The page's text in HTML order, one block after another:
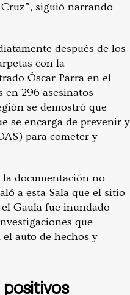
siguió narrando
después de los
con la
Óscar Parra en el
en 296 asesinatos
se demostró que
se encarga de prevenir y
para cometer y
la documentación no
a esta Sala que el sitio
Gaula fue inundado
que
auto de hechos y